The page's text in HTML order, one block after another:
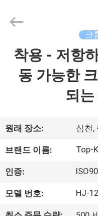
집
우
리
에
2026
Reserved.
크
착용 - 저항
동 가능한
되
원래 장소: 심천,
브랜드 이름: Top-
인증:
모델 번호: HJ-